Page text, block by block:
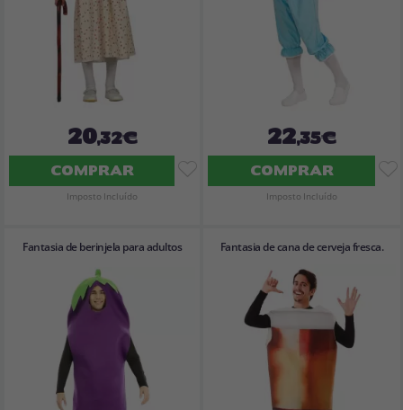
20,32€
COMPRAR
Imposto Incluído
22,35€
COMPRAR
Imposto Incluído
Fantasia de berinjela para adultos Fantasia de cana de cerveja fresca.